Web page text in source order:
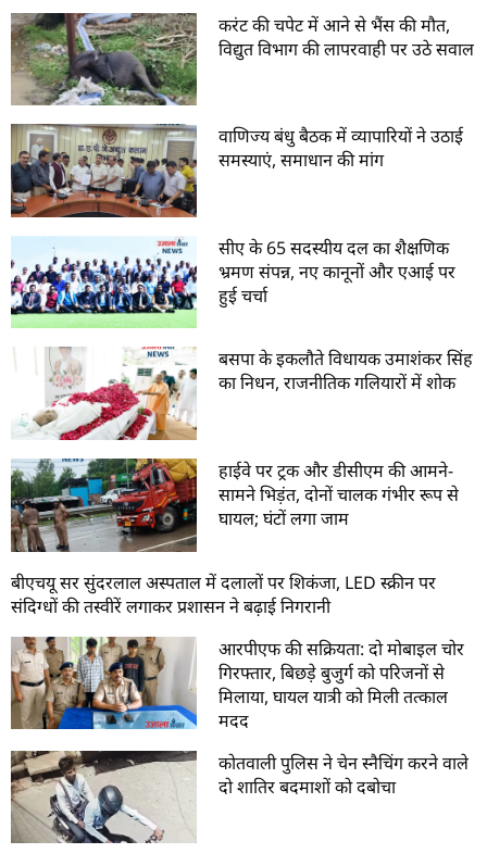
करंट की चपेट में आने से भैंस की मौत,
विद्युत विभाग की लापरवाही पर उठे सवाल
वाणिज्य बंधु बैठक में व्यापारियों ने उठाई
समस्याएं, समाधान की मांग
सीए के 65 सदस्यीय दल का शैक्षणिक
भ्रमण संपन्न, नए कानूनों और एआई पर
हुई चर्चा
बसपा के इकलौते विधायक उमाशंकर सिंह
का निधन, राजनीतिक गलियारों में शोक
हाईवे पर ट्रक और डीसीएम की आमने-
सामने भिड़ंत, दोनों चालक गंभीर रूप से
घायल; घंटों लगा जाम
बीएचयू सर सुंदरलाल अस्पताल में दलालों पर शिकंजा, LED स्क्रीन पर
संदिग्धों की तस्वीरें लगाकर प्रशासन ने बढ़ाई निगरानी
आरपीएफ की सक्रियता: दो मोबाइल चोर
गिरफ्तार, बिछड़े बुजुर्ग को परिजनों से
मिलाया, घायल यात्री को मिली तत्काल
मदद
कोतवाली पुलिस ने चेन स्नैचिंग करने वाले
दो शातिर बदमाशों को दबोचा